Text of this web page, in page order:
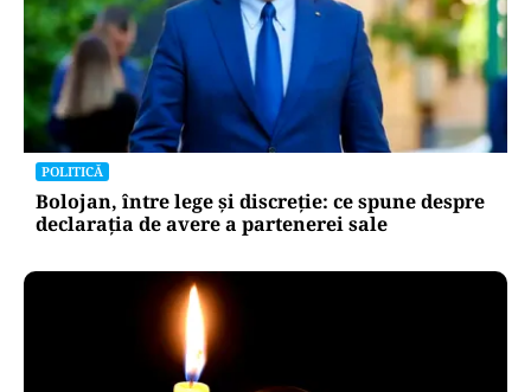
POLITICĂ
Bolojan, între lege și discreție: ce spune despre
declarația de avere a partenerei sale